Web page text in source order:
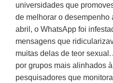
universidades que
de melhorar o desempenho
abril, o WhatsApp foi
mensagens que
muitas delas de teor
por grupos mais alinhados
pesquisadores que